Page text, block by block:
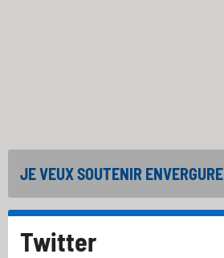
JE VEUX SOUTENIR ENVERGURE
Twitter